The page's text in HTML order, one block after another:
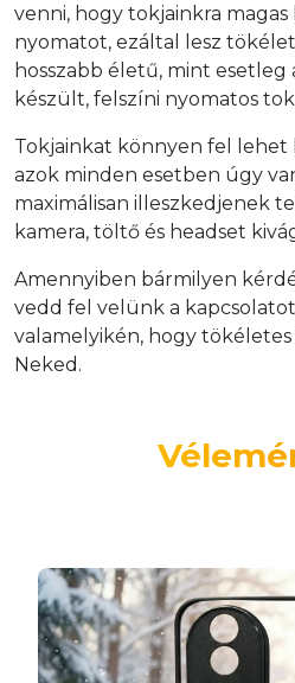
venni, hogy tokjainkra
nyomatot, ezáltal lesz
hosszabb életű, mint esetleg
készült, felszíni nyomatos
Tokjainkat könnyen fel lehet
azok minden esetben úgy
maximálisan illeszkedjenek
kamera, töltő és headset
Amennyiben bármilyen
vedd fel velünk a
valamelyikén, hogy
Neked.